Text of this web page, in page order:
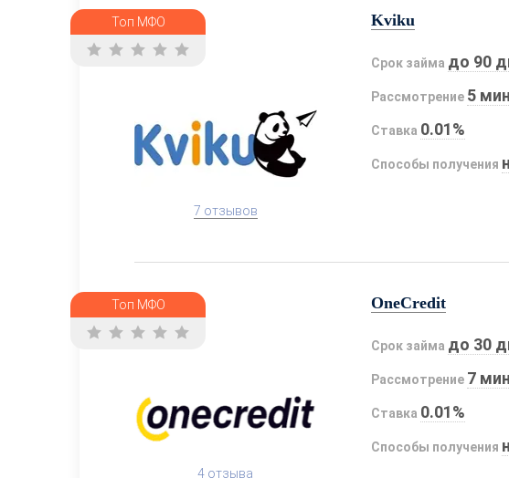
Топ МФО
7 отзывов
Kviku
Срок займа до 90
Рассмотрение 5
Ставка 0.01%
Способы получения
Топ МФО
4 отзыва
OneCredit
Срок займа до 30
Рассмотрение 7
Ставка 0.01%
Способы получения